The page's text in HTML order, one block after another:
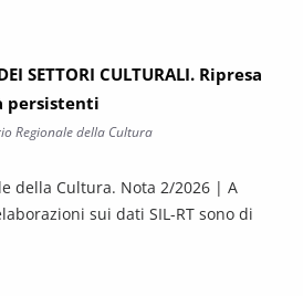
SETTORI CULTURALI. Ripresa
persistenti
Regionale della Cultura
della Cultura. Nota 2/2026 | A
sui dati SIL-RT sono di
SETTORI CULTURALI. Ripresa selettiva e